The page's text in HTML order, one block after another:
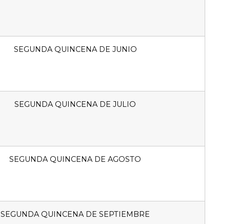
SEGUNDA QUINCENA DE JUNIO
SEGUNDA QUINCENA DE JULIO
SEGUNDA QUINCENA DE AGOSTO
SEGUNDA QUINCENA DE SEPTIEMBRE